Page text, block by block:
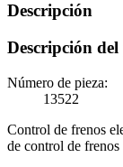
Descripción
Descripción
Número de pieza:
13522
Control de frenos
de control de